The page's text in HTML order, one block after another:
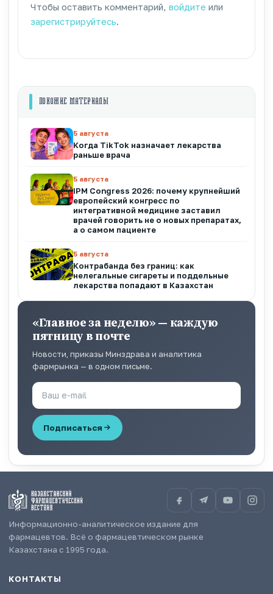
Чтобы оставить комментарий, войдите или
зарегистрируйтесь
ПОХОЖИЕ МАТЕРИАЛЫ
5 августа
Когда TikTok назначает лекарства
раньше врача
5 августа
IPM Congress 2026: почему крупнейший
европейский конгресс по
интегративной медицине заставил
врачей говорить не о новых препаратах,
а о самом пациенте
5 августа
Контрабанда без границ: как
нелегальные сигареты и поддельные
лекарства попадают в Казахстан
«Главное за неделю» — каждую
пятницу в почте
Новости, приказы Минздрава и аналитика
фармрынка — в одном письме.
Подписаться
Информационно-аналитическое издание для
фармацевтов. Всё о фармацевтическом рынке
Казахстана с 1995 года.
КОНТАКТЫ